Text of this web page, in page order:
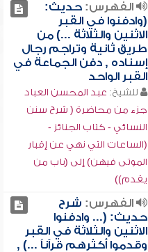
الفهرس:حديث:
(وادفنوا في القبر
الاثنين والثلاثة ...) من
طريق ثانية وتراجم رجال
إسناده , دفن الجماعة في
القبر الواحد
للشيخ: عبد المحسن العباد
جزء من محاضرة ( شرح سنن
النسائي - كتاب الجنائز -
(الساعات التي نهي عن إقبار
الموتى فيهن) إلى (باب من
يقدم))
الفهرس: شرح
حديث: (... وادفنوا
الاثنين والثلاثة في القبر
وقدموا أكثرهم قرآناً ...) ,